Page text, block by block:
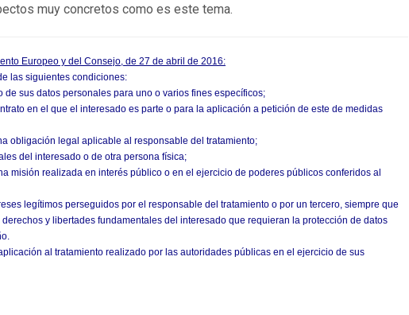
muy concretos como es este tema.
Europeo y del Consejo, de 27 de abril de 2016:
las siguientes condiciones:
sus datos personales para uno o varios fines específicos;
en el que el interesado es parte o para la aplicación a petición de este de medidas
obligación legal aplicable al responsable del tratamiento;
del interesado o de otra persona física;
misión realizada en interés público o en el ejercicio de poderes públicos conferidos al
legítimos perseguidos por el responsable del tratamiento o por un tercero, siempre que
y libertades fundamentales del interesado que requieran la protección de datos
al tratamiento realizado por las autoridades públicas en el ejercicio de sus